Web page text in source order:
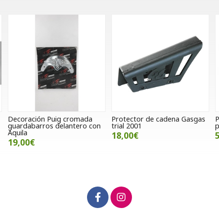
cromada
delantero con
Protector de cadena Gasgas
trial 2001
Protector de
para Gasgas